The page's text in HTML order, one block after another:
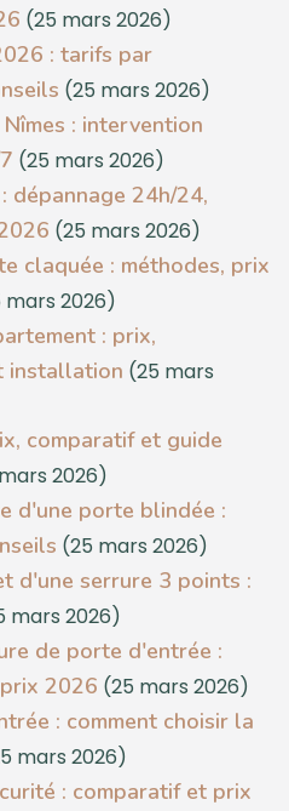
(25 mars 2026)
: tarifs par
(25 mars 2026)
: intervention
(25 mars 2026)
dépannage 24h/24,
(25 mars 2026)
claquée : méthodes, prix
mars 2026)
: prix,
installation (25 mars
comparatif et guide
2026)
d'une porte blindée :
(25 mars 2026)
d'une serrure 3 points :
mars 2026)
de porte d'entrée :
2026 (25 mars 2026)
: comment choisir la
mars 2026)
: comparatif et prix